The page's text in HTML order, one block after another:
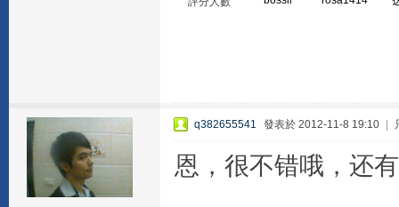
q382655541 發表於 2012-11-8 19:10
恩，很不错哦，还